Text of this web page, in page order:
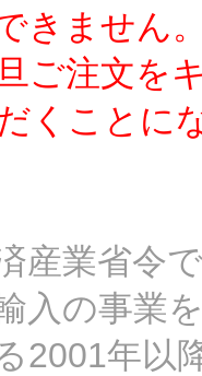
きません
ご注文を
くことに
産業省令
入の事業
2001年以